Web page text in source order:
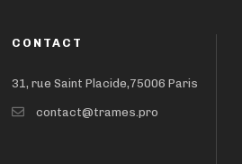
CONTACT
31, rue Saint Placide,75006 Paris
contact@trames.pro